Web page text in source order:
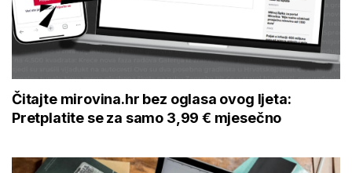
Čitajte mirovina.hr bez oglasa ovog ljeta:
Pretplatite se za samo 3,99 € mjesečno